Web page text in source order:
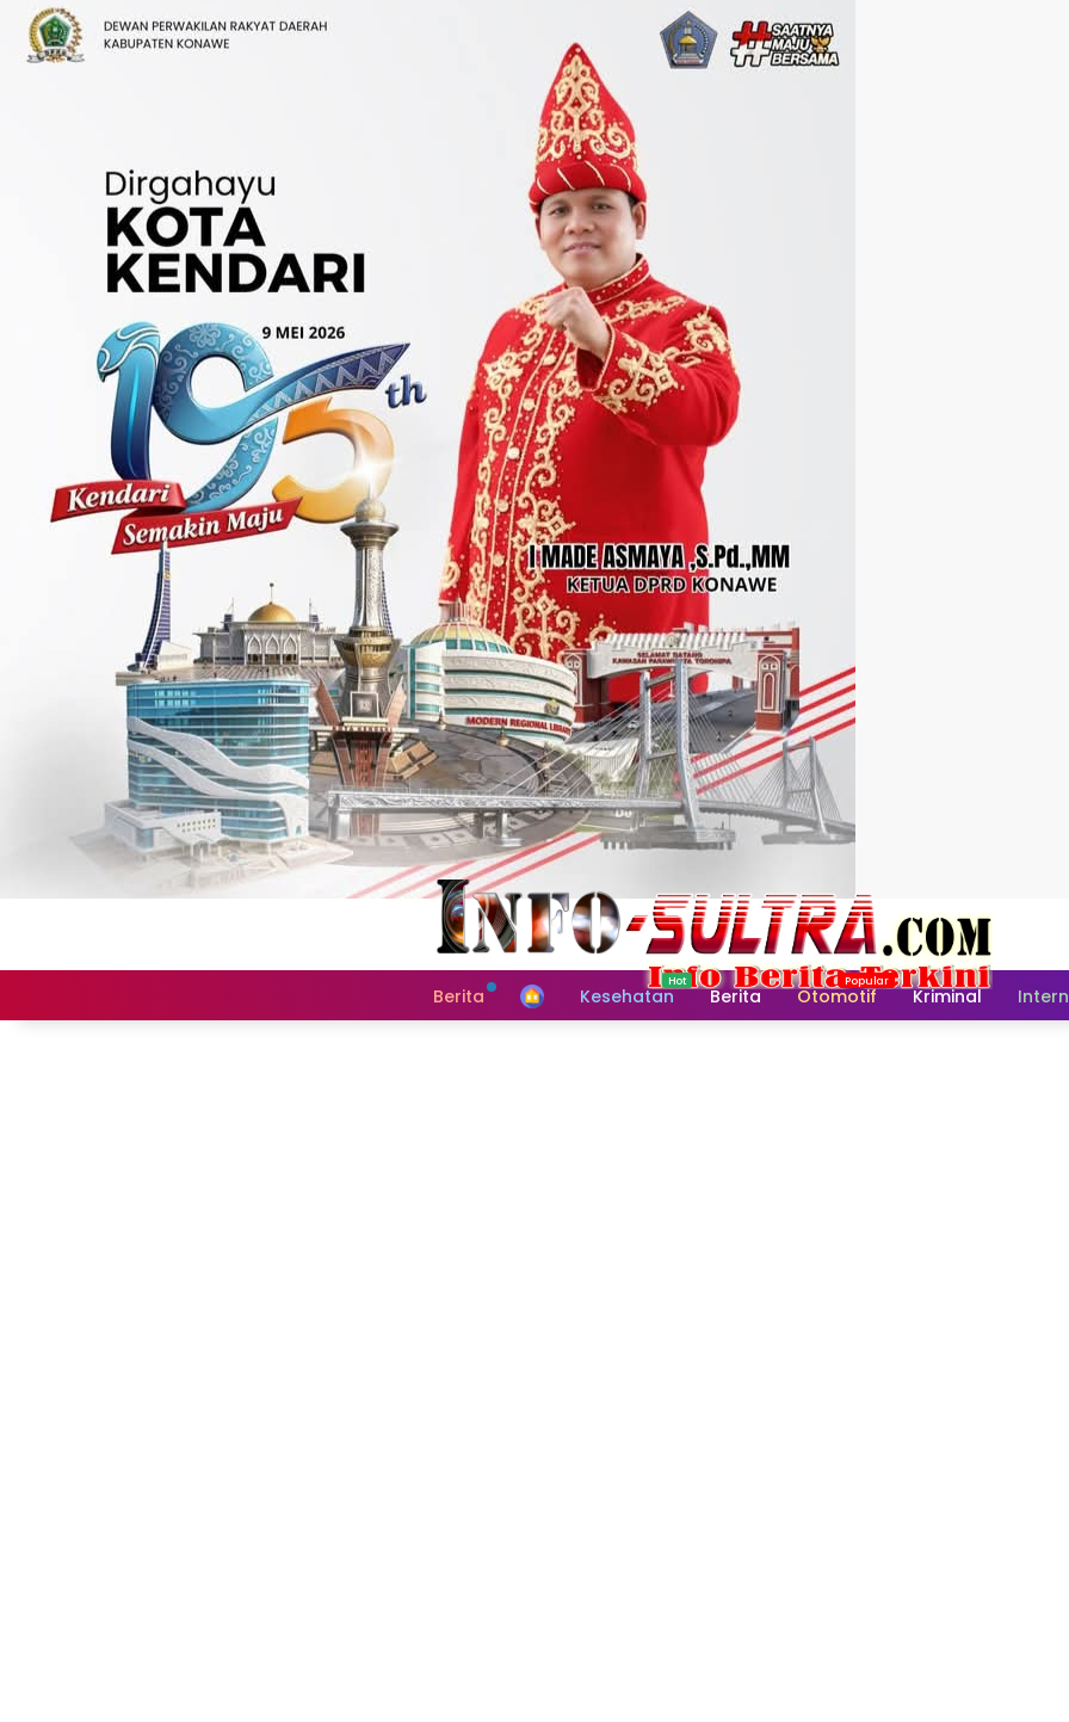
Berita HomeKesehatan Berita Otomotif Kriminal